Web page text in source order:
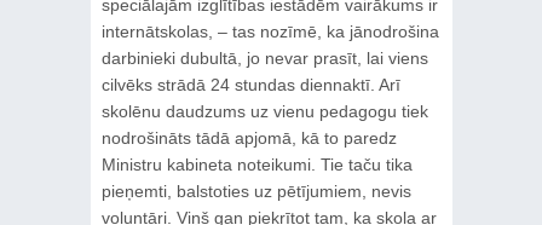
speciālajām izglītības iestādēm vairākums ir
internātskolas, – tas nozīmē, ka jānodrošina
darbinieki dubultā, jo nevar prasīt, lai viens
cilvēks strādā 24 stundas diennaktī. Arī
skolēnu daudzums uz vienu pedagogu tiek
nodrošināts tādā apjomā, kā to paredz
Ministru kabineta noteikumi. Tie taču tika
pieņemti, balstoties uz pētījumiem, nevis
voluntāri. Viņš gan piekrītot tam, ka skola ar